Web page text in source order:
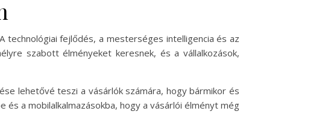
fejlődés, a mesterséges intelligencia és az
szabott élményeket keresnek, és a vállalkozások,
lehetővé teszi a vásárlók számára, hogy bármikor és
a mobilalkalmazásokba, hogy a vásárlói élményt még